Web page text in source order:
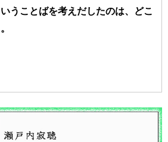
うことばを考えだしたのは、どこ